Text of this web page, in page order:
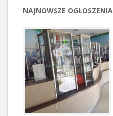
NAJNOWSZE OGŁOSZENIA